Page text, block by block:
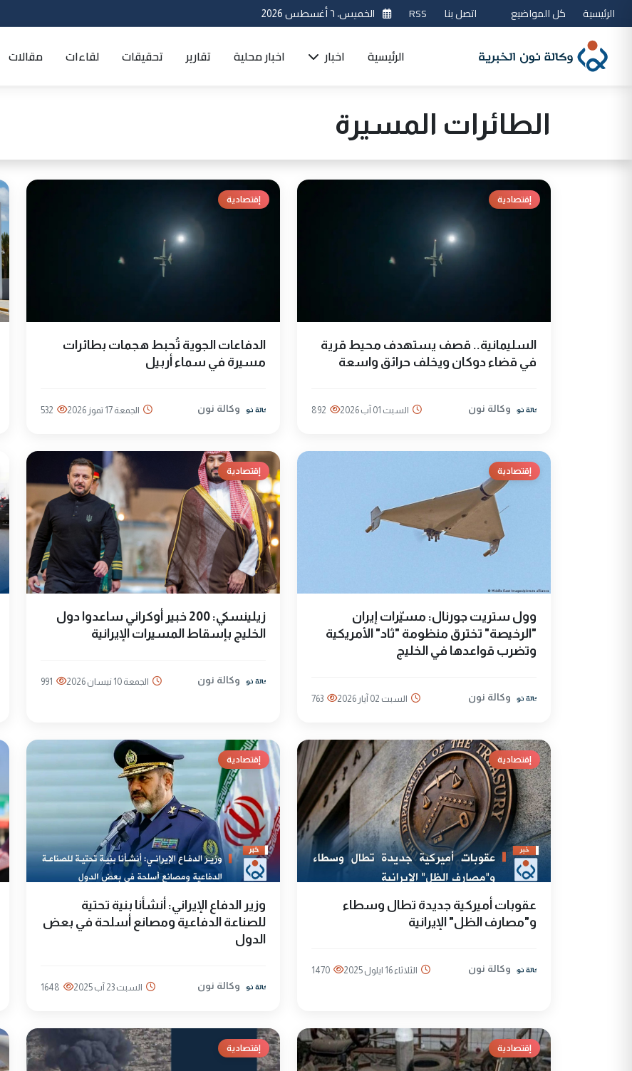
الرئيسية كل المواضيع اتصل بنا RSS الخميس، ٦ أغسطس 2026
الرئيسية اخبار اخبار محلية تقارير تحقيقات لقاءات مقالات
الطائرات المسيرة
إقتصادية
السليمانية.. قصف يستهدف محيط قرية
في قضاء دوكان ويخلف حرائق واسعة
وكالة نون السبت 01 آب 2026 892
إقتصادية
الدفاعات الجوية تُحبط هجمات بطائرات
مسيرة في سماء أربيل
وكالة نون الجمعة 17 تموز 2026 532
إقتصادية
وول ستريت جورنال: مسيّرات إيران
"الرخيصة" تخترق منظومة "ثاد" الأمريكية
وتضرب قواعدها في الخليج
وكالة نون السبت 02 آيار 2026 763
إقتصادية
زيلينسكي: 200 خبير أوكراني ساعدوا دول
الخليج بإسقاط المسيرات الإيرانية
وكالة نون الجمعة 10 نيسان 2026 991
إقتصادية
عقوبات أميركية جديدة تطال وسطاء
و"مصارف الظل" الإيرانية
وكالة نون الثلاثاء 16 ايلول 2025 1470
إقتصادية
وزير الدفاع الإيراني: أنشأنا بنية تحتية
للصناعة الدفاعية ومصانع أسلحة في بعض
الدول
وكالة نون السبت 23 آب 2025 1648
إقتصادية إقتصادية